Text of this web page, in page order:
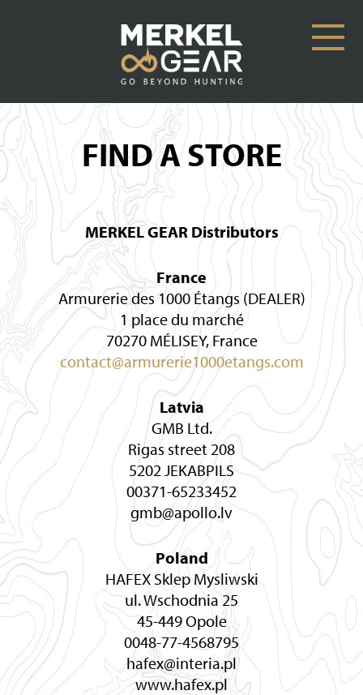
FIND A STORE
MERKEL GEAR Distributors
France
Armurerie des 1000 Étangs (DEALER)
1 place du marché
70270 MÉLISEY, France
contact@armurerie1000etangs.com
Latvia
GMB Ltd.
Rigas street 208
5202 JEKABPILS
00371-65233452
gmb@apollo.lv
Poland
HAFEX Sklep Mysliwski
ul. Wschodnia 25
45-449 Opole
0048-77-4568795
hafex@interia.pl
www.hafex.pl